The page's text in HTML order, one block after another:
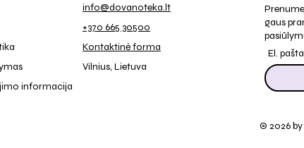
informacija
info@dovanoteka.lt
+370 665 30500
Kontaktinė forma
Vilnius, Lietuva
gaus
El.
© 2026